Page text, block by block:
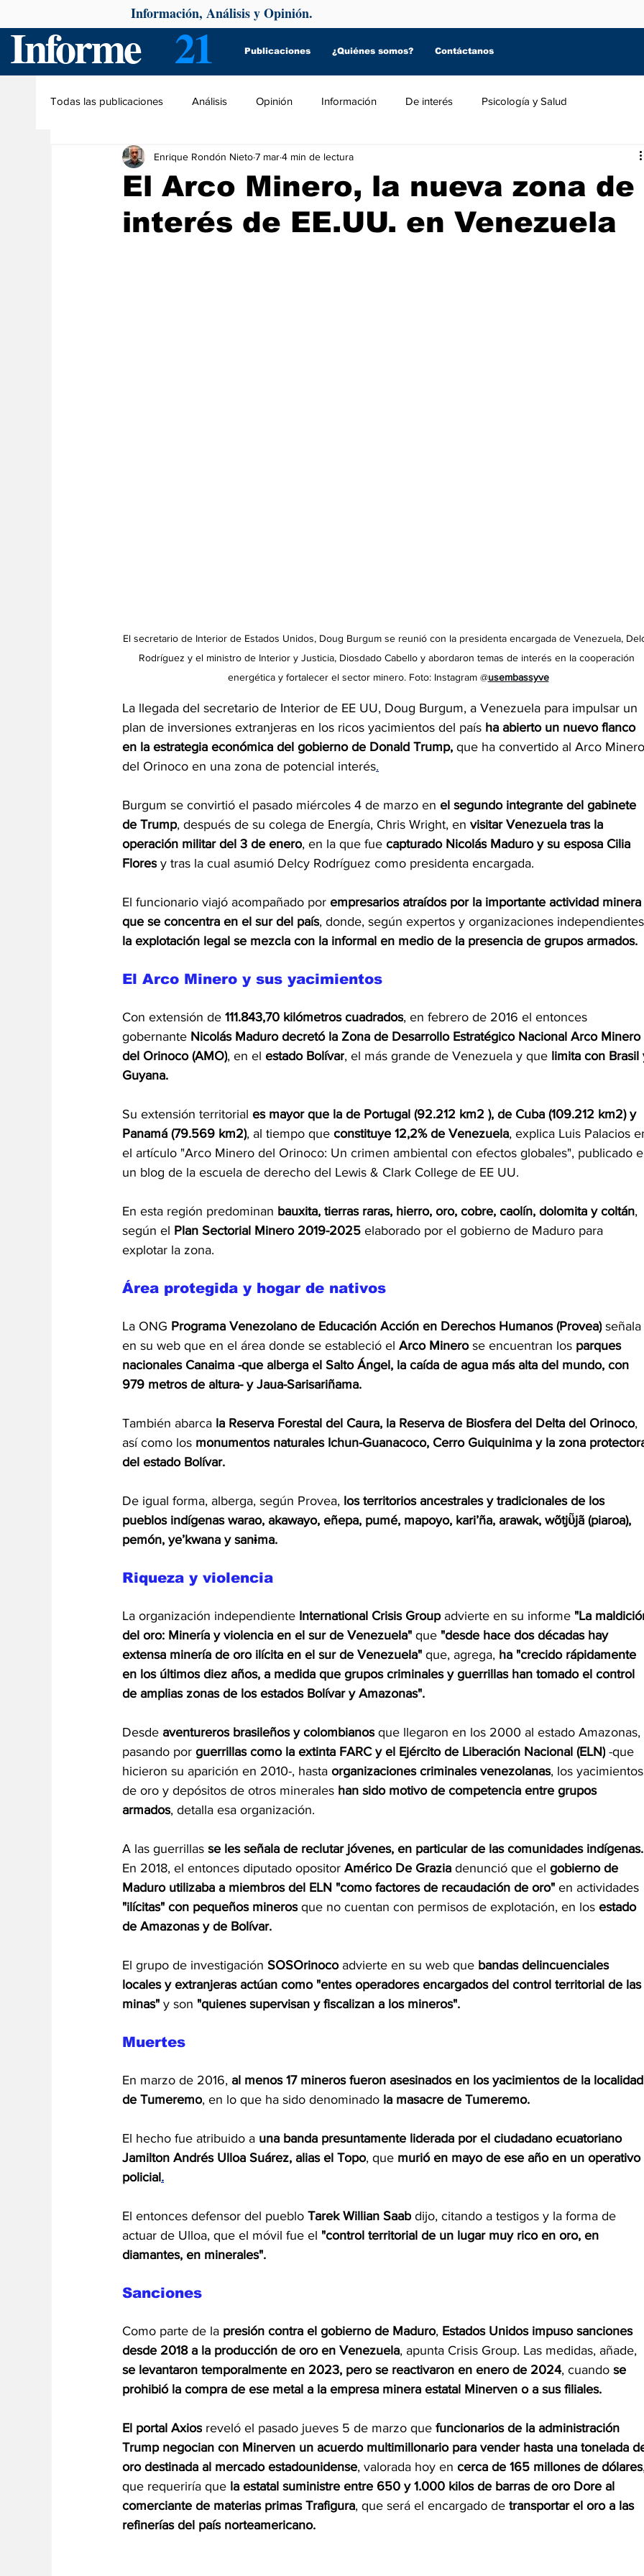
Informe 21 Publicaciones ¿Quiénes somos? Contáctanos
Información, Análisis y Opinión.
Todas las publicaciones Análisis Opinión Información De interés Psicología y Salud
El Arco Minero, la nueva zona de
interés de EE.UU. en Venezuela
Enrique Rondón Nieto7 mar4 min de lectura
El secretario de Interior de Estados Unidos, Doug Burgum se reunió con la presidenta encargada de Venezuela,
Rodríguez y el ministro de Interior y Justicia, Diosdado Cabello y abordaron temas de interés en la cooperación
energética y fortalecer el sector minero. Foto: Instagram @usembassyve
La llegada del secretario de Interior de EE UU, Doug Burgum, a Venezuela para impulsar un
plan de inversiones extranjeras en los ricos yacimientos del país ha abierto un nuevo flanco
en la estrategia económica del gobierno de Donald Trump, que ha convertido al Arco
del Orinoco en una zona de potencial interés.
Burgum se convirtió el pasado miércoles 4 de marzo en el segundo integrante del gabinete
de Trump, después de su colega de Energía, Chris Wright, en visitar Venezuela tras la
operación militar del 3 de enero, en la que fue capturado Nicolás Maduro y su esposa Cilia
Flores y tras la cual asumió Delcy Rodríguez como presidenta encargada.
El funcionario viajó acompañado por empresarios atraídos por la importante actividad minera
que se concentra en el sur del país, donde, según expertos y organizaciones
la explotación legal se mezcla con la informal en medio de la presencia de grupos armados.
El Arco Minero y sus yacimientos
Con extensión de 111.843,70 kilómetros cuadrados, en febrero de 2016 el entonces
gobernante Nicolás Maduro decretó la Zona de Desarrollo Estratégico Nacional Arco Minero
del Orinoco (AMO), en el estado Bolívar, el más grande de Venezuela y que limita con
Guyana.
Su extensión territorial es mayor que la de Portugal (92.212 km2 ), de Cuba (109.212 km2) y
Panamá (79.569 km2), al tiempo que constituye 12,2% de Venezuela, explica Luis Palacios
el artículo "Arco Minero del Orinoco: Un crimen ambiental con efectos globales", publicado
un blog de la escuela de derecho del Lewis & Clark College de EE UU.
En esta región predominan bauxita, tierras raras, hierro, oro, cobre, caolín, dolomita y coltán,
según el Plan Sectorial Minero 2019-2025 elaborado por el gobierno de Maduro para
explotar la zona.
Área protegida y hogar de nativos
La ONG Programa Venezolano de Educación Acción en Derechos Humanos (Provea) señala
en su web que en el área donde se estableció el Arco Minero se encuentran los parques
nacionales Canaima -que alberga el Salto Ángel, la caída de agua más alta del mundo, con
979 metros de altura- y Jaua-Sarisariñama.
También abarca la Reserva Forestal del Caura, la Reserva de Biosfera del Delta del Orinoco,
así como los monumentos naturales Ichun-Guanacoco, Cerro Guiquinima y la zona
del estado Bolívar.
De igual forma, alberga, según Provea, los territorios ancestrales y tradicionales de los
pueblos indígenas warao, akawayo, eñepa, pumé, mapoyo, kari’ña, arawak, wõtjῧjã (piaroa),
pemón, ye’kwana y sanɨma.
Riqueza y violencia
La organización independiente International Crisis Group advierte en su informe "La
del oro: Minería y violencia en el sur de Venezuela" que "desde hace dos décadas hay
extensa minería de oro ilícita en el sur de Venezuela" que, agrega, ha "crecido rápidamente
en los últimos diez años, a medida que grupos criminales y guerrillas han tomado el control
de amplias zonas de los estados Bolívar y Amazonas".
Desde aventureros brasileños y colombianos que llegaron en los 2000 al estado Amazonas,
pasando por guerrillas como la extinta FARC y el Ejército de Liberación Nacional (ELN) -que
hicieron su aparición en 2010-, hasta organizaciones criminales venezolanas, los
de oro y depósitos de otros minerales han sido motivo de competencia entre grupos
armados, detalla esa organización.
A las guerrillas se les señala de reclutar jóvenes, en particular de las comunidades indígenas.
En 2018, el entonces diputado opositor Américo De Grazia denunció que el gobierno de
Maduro utilizaba a miembros del ELN "como factores de recaudación de oro" en actividades
"ilícitas" con pequeños mineros que no cuentan con permisos de explotación, en los estado
de Amazonas y de Bolívar.
El grupo de investigación SOSOrinoco advierte en su web que bandas delincuenciales
locales y extranjeras actúan como "entes operadores encargados del control territorial de las
minas" y son "quienes supervisan y fiscalizan a los mineros".
Muertes
En marzo de 2016, al menos 17 mineros fueron asesinados en los yacimientos de la
de Tumeremo, en lo que ha sido denominado la masacre de Tumeremo.
El hecho fue atribuido a una banda presuntamente liderada por el ciudadano ecuatoriano
Jamilton Andrés Ulloa Suárez, alias el Topo, que murió en mayo de ese año en un operativo
policial.
El entonces defensor del pueblo Tarek Willian Saab dijo, citando a testigos y la forma de
actuar de Ulloa, que el móvil fue el "control territorial de un lugar muy rico en oro, en
diamantes, en minerales".
Sanciones
Como parte de la presión contra el gobierno de Maduro, Estados Unidos impuso sanciones
desde 2018 a la producción de oro en Venezuela, apunta Crisis Group. Las medidas, añade,
se levantaron temporalmente en 2023, pero se reactivaron en enero de 2024, cuando se
prohibió la compra de ese metal a la empresa minera estatal Minerven o a sus filiales.
El portal Axios reveló el pasado jueves 5 de marzo que funcionarios de la administración
Trump negocian con Minerven un acuerdo multimillonario para vender hasta una tonelada
oro destinada al mercado estadounidense, valorada hoy en cerca de 165 millones de dólares
que requeriría que la estatal suministre entre 650 y 1.000 kilos de barras de oro Dore al
comerciante de materias primas Trafigura, que será el encargado de transportar el oro a las
refinerías del país norteamericano.